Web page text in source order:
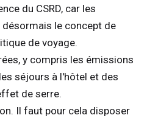
du CSRD, car les
le concept de
de voyage.
y compris les émissions
séjours à l'hôtel et des
de serre.
Il faut pour cela disposer